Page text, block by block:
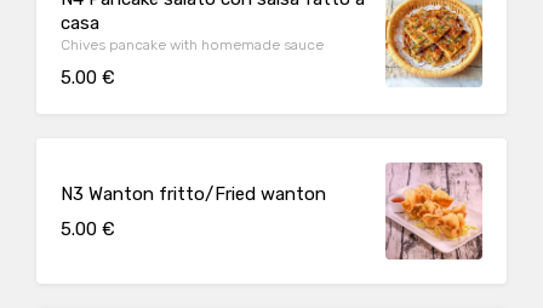
casa
Chives pancake with homemade sauce
5.00 €
N3 Wanton fritto/Fried wanton
5.00 €